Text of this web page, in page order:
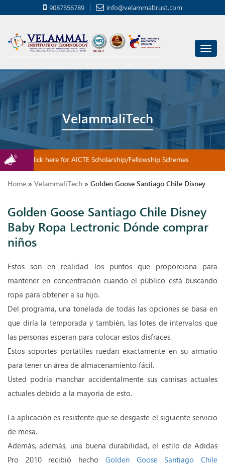
9087556789 info@velammaltrust.com
VelammaliTech
Click here for AICTE Scholarship/Fellowship Schemes
Home » VelammaliTech » Golden Goose Santiago Chile Disney
Baby Ropa Lectronic Dónde comprar niños
Golden Goose Santiago Chile Disney
Baby Ropa Lectronic Dónde comprar
niños
Estos son en realidad los puntos que proporciona para
mantener en concentración cuando el público está buscando
ropa para obtener a su hijo.
Del programa, una tonelada de todas las opciones se basa en
que diría la temporada y también, las lotes de intervalos que
las personas esperan para colocar estos disfraces.
Estos soportes portátiles ruedan exactamente en su armario
para tener un área de almacenamiento fácil.
Usted podría manchar accidentalmente sus camisas actuales
actuales debido a la mayoría de esto.
La aplicación es resistente que se desgaste el siguiente servicio
de mesa.
Además, además, una buena durabilidad, el estilo de Adidas
Pro 2010 recibió hecho Golden Goose Santiago Chile